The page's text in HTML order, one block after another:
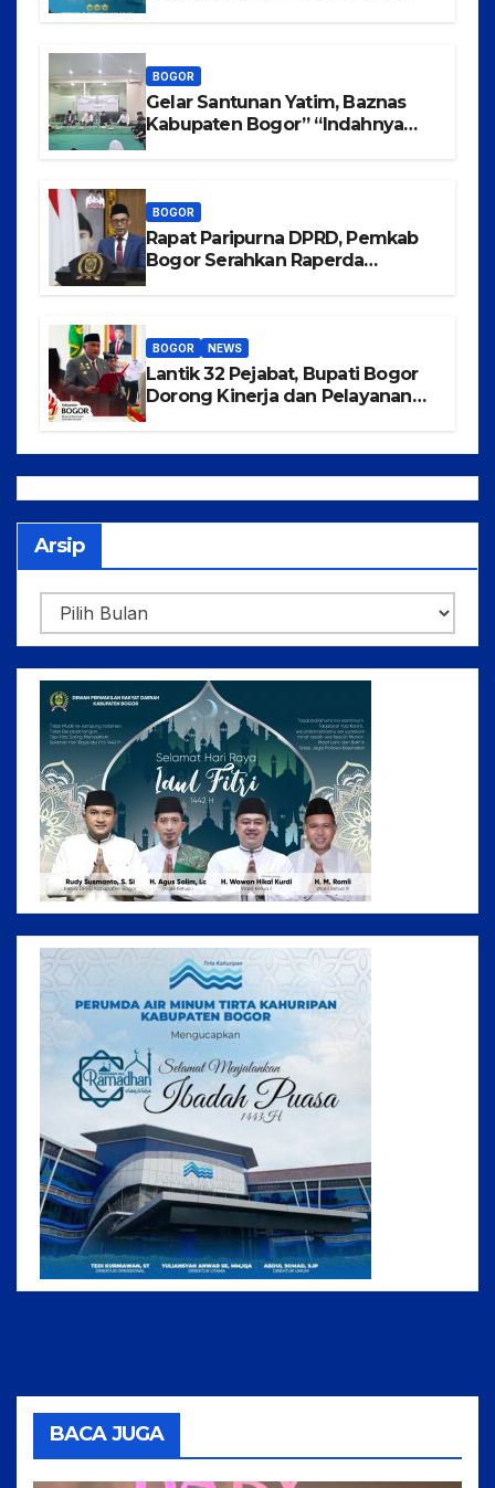
BOGOR
Gelar Santunan Yatim, Baznas
Kabupaten Bogor” “Indahnya
BOGOR
Rapat Paripurna DPRD, Pemkab
Bogor Serahkan Raperda
BOGOR NEWS
Lantik 32 Pejabat, Bupati Bogor
Dorong Kinerja dan Pelayanan
Arsip
Arsip
BACA JUGA